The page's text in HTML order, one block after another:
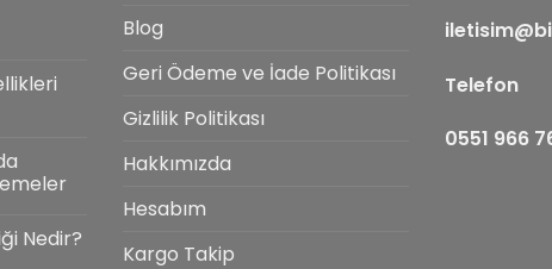
Nedir?
Blog
Geri Ödeme ve İade Politikası
Gizlilik Politikası
Hakkımızda
Hesabım
Kargo Takip
Telefon
0551 966